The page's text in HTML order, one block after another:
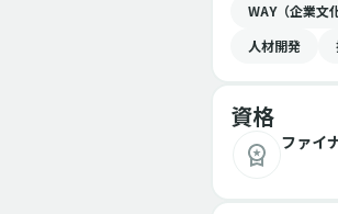
WAY（企業文
人材開発
資格
ファイ